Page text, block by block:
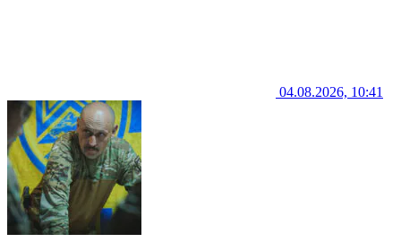
04.08.2026, 10:41